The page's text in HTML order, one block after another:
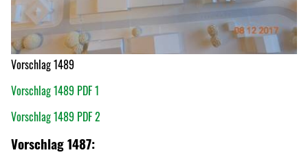
Vorschlag 1489
Vorschlag 1489 PDF 1
Vorschlag 1489 PDF 2
Vorschlag 1487: